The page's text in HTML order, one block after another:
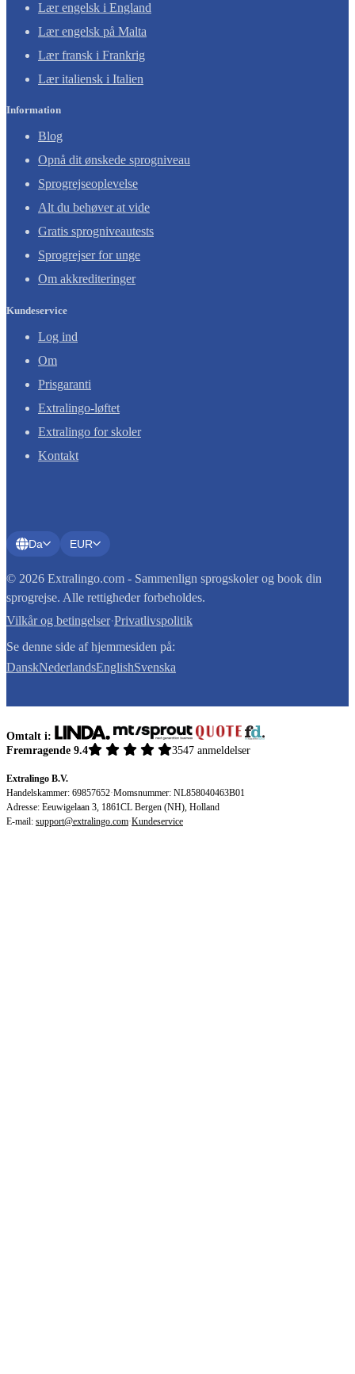
Lær engelsk i England
Lær engelsk på Malta
Lær fransk i Frankrig
Lær italiensk i Italien
Information
Blog
Opnå dit ønskede sprogniveau
Sprogrejseoplevelse
Alt du behøver at vide
Gratis sprogniveautests
Sprogrejser for unge
Om akkrediteringer
Kundeservice
Log ind
Om
Prisgaranti
Extralingo-løftet
Extralingo for skoler
Kontakt
Da EUR
© 2026 Extralingo.com - Sammenlign sprogskoler og book din
sprogrejse. Alle rettigheder forbeholdes.
Vilkår og betingelser·Privatlivspolitik
Se denne side af hjemmesiden på:
DanskNederlandsEnglishSvenska
Omtalt i:
Fremragende 9.4
3547 anmeldelser
Extralingo B.V.
Handelskammer: 69857652·Momsnummer: NL858040463B01
Adresse: Eeuwigelaan 3, 1861CL Bergen (NH), Holland
E-mail: support@extralingo.com·Kundeservice